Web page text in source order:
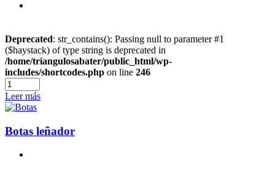
Deprecated: str_contains(): Passing null to parameter #1
($haystack) of type string is deprecated in
/home/triangulosabater/public_html/wp-
includes/shortcodes.php on line 246
Leer más
Botas leñador